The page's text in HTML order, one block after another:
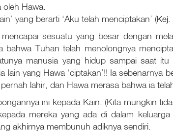
Hawa.
yang berarti ‘Aku telah menciptakan’ (Kej.
sesuatu yang besar dengan
bahwa Tuhan telah menolongnya
manusia yang hidup sampai saat
lain yang Hawa ‘ciptakan’!! Ia
lahir, dan Hawa merasa bahwa ia
ini kepada Kain. (Kita mungkin
mereka yang ada di dalam
akhirnya membunuh adiknya sendiri.